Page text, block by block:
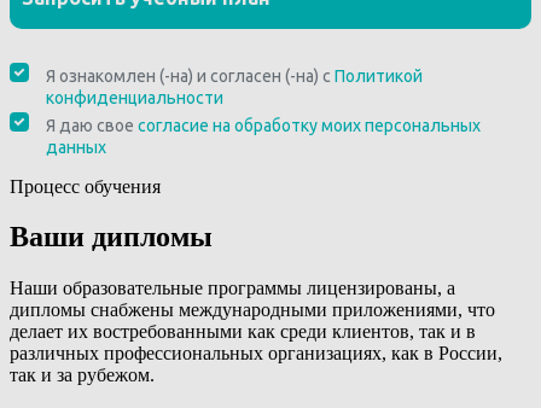
Процесс обучения
Ваши дипломы
Наши образовательные программы лицензированы, а
дипломы снабжены международными приложениями, что
делает их востребованными как среди клиентов, так и в
различных профессиональных организациях, как в России,
так и за рубежом.